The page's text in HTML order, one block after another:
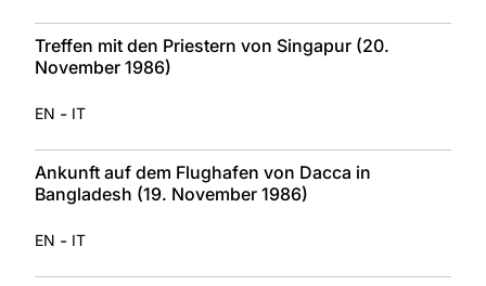
Treffen mit den Priestern von Singapur (20.
November 1986)
EN - IT
Ankunft auf dem Flughafen von Dacca in
Bangladesh (19. November 1986)
EN - IT